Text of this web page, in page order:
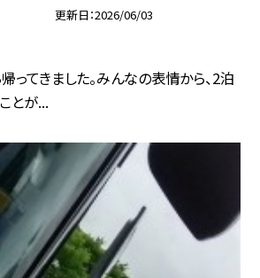
更新日 2026/06/03
ってきました。みんなの表情から、2泊
とが...